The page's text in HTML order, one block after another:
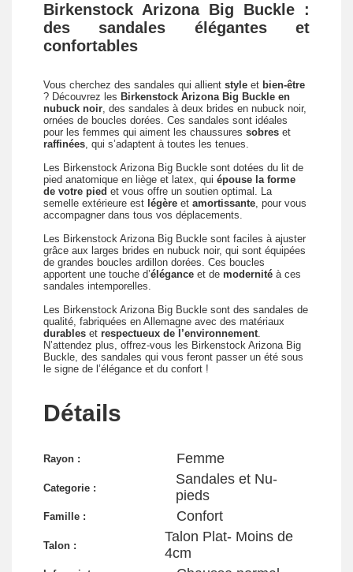
Birkenstock Arizona Big Buckle :
des sandales élégantes et
confortables
Vous cherchez des sandales qui allient style et bien-être
? Découvrez les Birkenstock Arizona Big Buckle en
nubuck noir, des sandales à deux brides en nubuck noir,
ornées de boucles dorées. Ces sandales sont idéales
pour les femmes qui aiment les chaussures sobres et
raffinées, qui s’adaptent à toutes les tenues.
Les Birkenstock Arizona Big Buckle sont dotées du lit de
pied anatomique en liège et latex, qui épouse la forme
de votre pied et vous offre un soutien optimal. La
semelle extérieure est légère et amortissante, pour vous
accompagner dans tous vos déplacements.
Les Birkenstock Arizona Big Buckle sont faciles à ajuster
grâce aux larges brides en nubuck noir, qui sont équipées
de grandes boucles ardillon dorées. Ces boucles
apportent une touche d’élégance et de modernité à ces
sandales intemporelles.
Les Birkenstock Arizona Big Buckle sont des sandales de
qualité, fabriquées en Allemagne avec des matériaux
durables et respectueux de l’environnement.
N’attendez plus, offrez-vous les Birkenstock Arizona Big
Buckle, des sandales qui vous feront passer un été sous
le signe de l’élégance et du confort !
Détails
Rayon : Femme
Categorie :
Sandales et Nu-
pieds
Famille : Confort
Talon :
Talon Plat- Moins de
4cm